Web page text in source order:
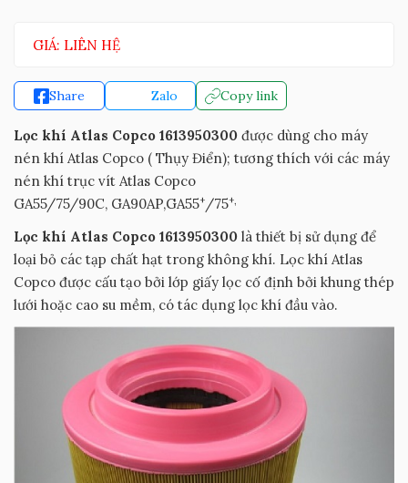
GIÁ: LIÊN HỆ
Share Zalo Copy link
Lọc khí Atlas Copco 1613950300 được dùng cho máy
nén khí Atlas Copco ( Thụy Điển); tương thích với các máy
nén khí trục vít Atlas Copco
GA55/75/90C, GA90AP,GA55+/75+,
Lọc khí Atlas Copco 1613950300 là thiết bị sử dụng để
loại bỏ các tạp chất hạt trong không khí. Lọc khí Atlas
Copco được cấu tạo bởi lớp giấy lọc cố định bởi khung thép
lưới hoặc cao su mềm, có tác dụng lọc khí đầu vào.